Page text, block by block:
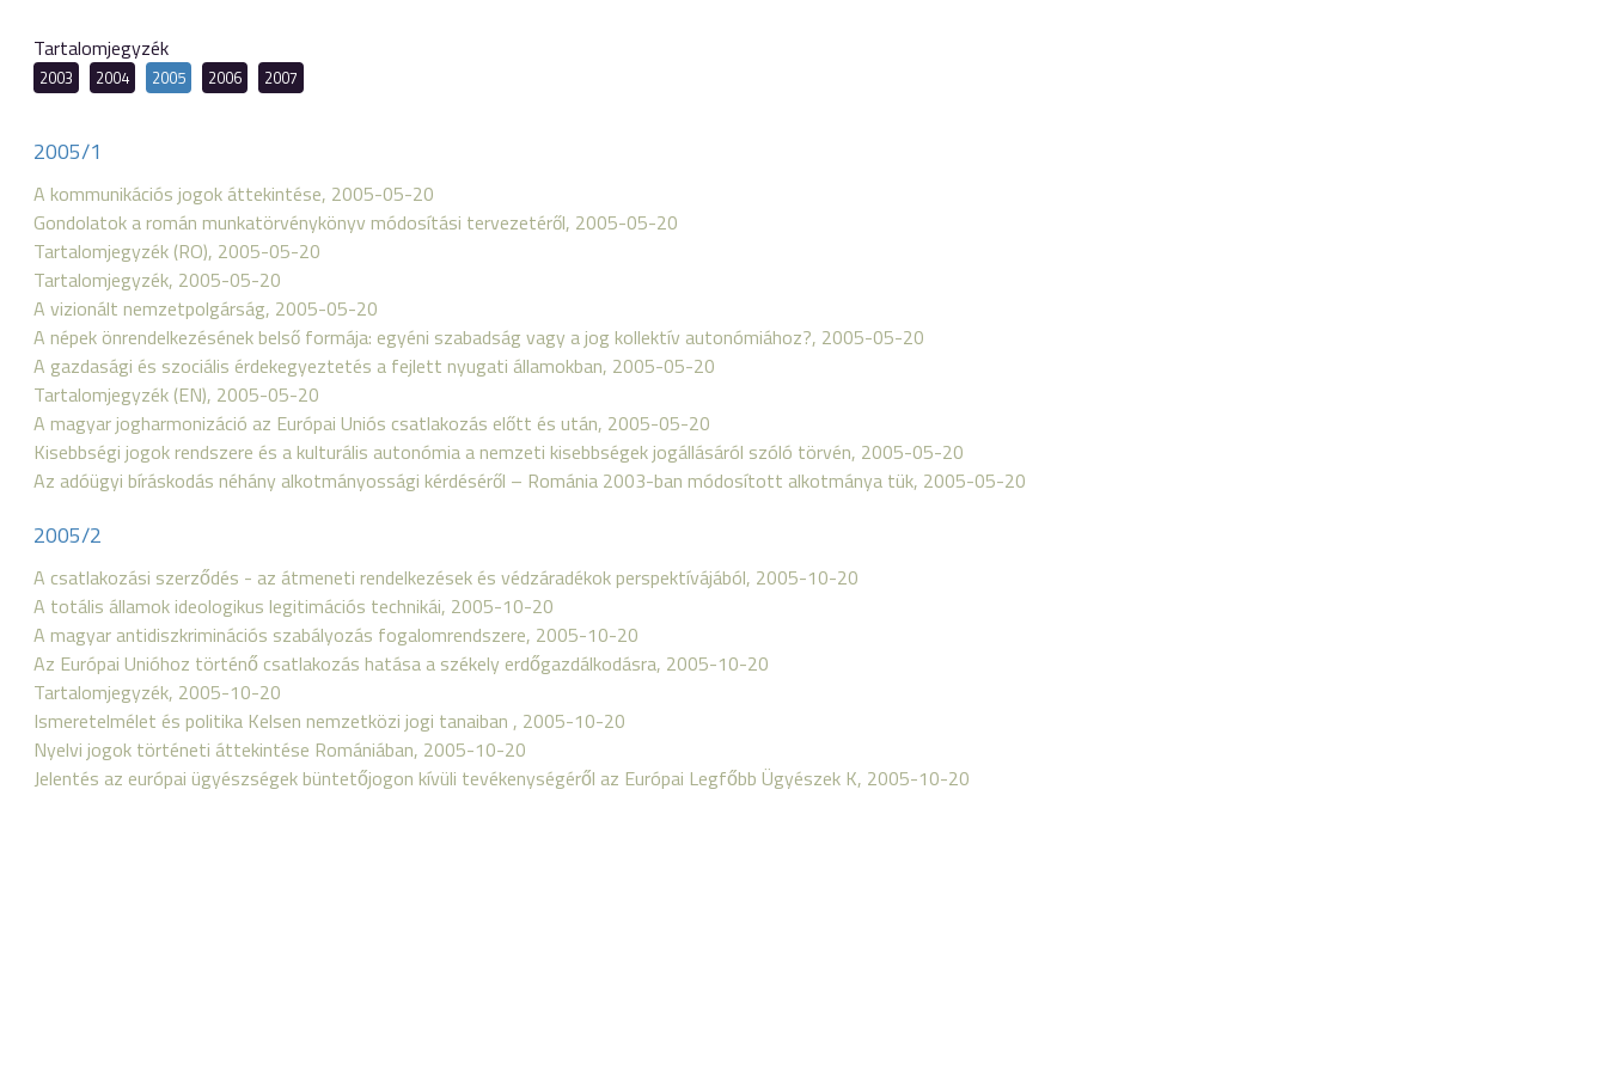
Tartalomjegyzék
2003 2004 2005 2006 2007
2005/1
A kommunikációs jogok áttekintése, 2005-05-20
Gondolatok a román munkatörvénykönyv módosítási tervezetéről, 2005-05-20
Tartalomjegyzék (RO), 2005-05-20
Tartalomjegyzék, 2005-05-20
A vizionált nemzetpolgárság, 2005-05-20
A népek önrendelkezésének belső formája: egyéni szabadság vagy a jog kollektív autonómiához?, 2005-05-20
A gazdasági és szociális érdekegyeztetés a fejlett nyugati államokban, 2005-05-20
Tartalomjegyzék (EN), 2005-05-20
A magyar jogharmonizáció az Európai Uniós csatlakozás előtt és után, 2005-05-20
Kisebbségi jogok rendszere és a kulturális autonómia a nemzeti kisebbségek jogállásáról szóló törvén, 2005-05-20
Az adóügyi bíráskodás néhány alkotmányossági kérdéséről – Románia 2003-ban módosított alkotmánya tük, 2005-05-20
2005/2
A csatlakozási szerződés - az átmeneti rendelkezések és védzáradékok perspektívájából, 2005-10-20
A totális államok ideologikus legitimációs technikái, 2005-10-20
A magyar antidiszkriminációs szabályozás fogalomrendszere, 2005-10-20
Az Európai Unióhoz történő csatlakozás hatása a székely erdőgazdálkodásra, 2005-10-20
Tartalomjegyzék, 2005-10-20
Ismeretelmélet és politika Kelsen nemzetközi jogi tanaiban , 2005-10-20
Nyelvi jogok történeti áttekintése Romániában, 2005-10-20
Jelentés az európai ügyészségek büntetőjogon kívüli tevékenységéről az Európai Legfőbb Ügyészek K, 2005-10-20